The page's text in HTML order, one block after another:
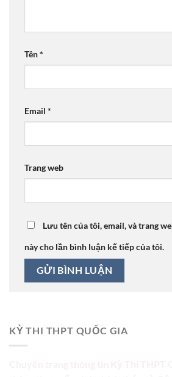
Tên*
Email *
Trang web
Lưu tên của tôi, email, và trang
này cho lần bình luận kế tiếp của tôi.
KỲ THI THPT QUỐC GIA